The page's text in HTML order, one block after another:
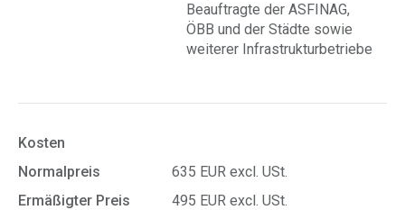
Beauftragte der ASFINAG,
ÖBB und der Städte sowie
weiterer Infrastrukturbetriebe
Kosten
Normalpreis
635 EUR excl. USt.
Ermäßigter Preis
495 EUR excl. USt.